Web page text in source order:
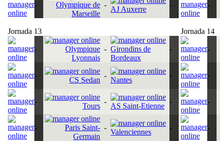
-
Olympique de
Marseille
-
AJ Auxerre
- -
Jornada 13 Jornada 14
-
Olympique
Lyonnais
- Girondins de
Bordeaux
- -
-
CS Sedan
-
Nantes
- -
-
Tours
-
AS Saint-Etienne
- -
-
Paris Saint-
Germain
-
Valenciennes
- -